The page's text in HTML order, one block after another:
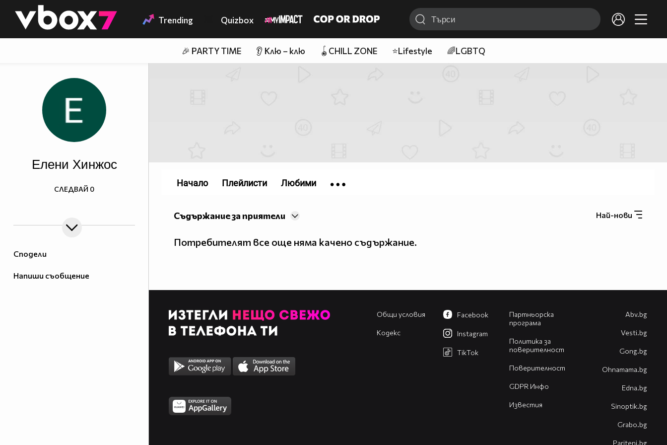
👾 Trending Quizbox
🎉 PARTY TIME 👂 Клю – клю 🪀CHILL ZONE ⭐Lifestyle 🌈LGBTQ
Сподели
Напиши съобщение
Елени Хинжос
СЛЕДВАЙ 0
Най-нови
Съдържание за приятели
Потребителят все още няма качено съдържание.
Начало Плейлисти Любими
Общи условия
Кодекс
Партньорска
програма
Политика за
поверителност
Поверителност
GDPR Инфо
Известия
Facebook
Instagram
TikTok
Abv.bg
Vesti.bg
Gong.bg
Оhnamama.bg
Edna.bg
Sinoptik.bg
Grabo.bg
Pariteni.bg